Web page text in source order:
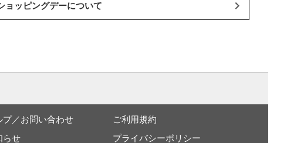
ョッピングデーについて
プ／お問い合わせ
らせ
ご利用規約
プライバシーポリシー